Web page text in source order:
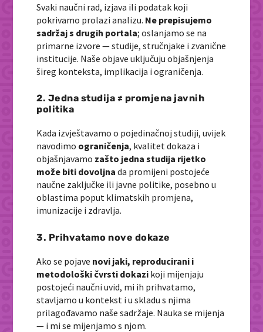
Svaki naučni rad, izjava ili podatak koji
pokrivamo prolazi analizu. Ne prepisujemo
sadržaj s drugih portala; oslanjamo se na
primarne izvore — studije, stručnjake i zvanične
institucije. Naše objave uključuju objašnjenja
šireg konteksta, implikacija i ograničenja.
2. Jedna studija ≠ promjena javnih
politika
Kada izvještavamo o pojedinačnoj studiji, uvijek
navodimo ograničenja, kvalitet dokaza i
objašnjavamo zašto jedna studija rijetko
može biti dovoljna da promijeni postojeće
naučne zaključke ili javne politike, posebno u
oblastima poput klimatskih promjena,
imunizacije i zdravlja.
3. Prihvatamo nove dokaze
Ako se pojave novi jaki, reproducirani i
metodološki čvrsti dokazi koji mijenjaju
postojeći naučni uvid, mi ih prihvatamo,
stavljamo u kontekst i u skladu s njima
prilagođavamo naše sadržaje. Nauka se mijenja
— i mi se mijenjamo s njom.